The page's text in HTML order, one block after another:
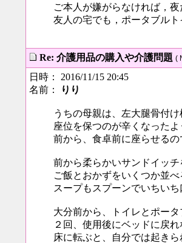
ご本人が嫌がらなければ，
友人の宅でも，ポータブル
Re: 介護用品の購入や介護問題 (
日時： 2016/11/15 20:45
名前：
りり
うちの母親は、左大腿骨付
座位を保つのが辛くなった
前から、食卓前に座らせる
前から柔らかいサンドイッ
ご飯とおかずをいくつか並
スープもスプーンでいちい
大分前から、トイレとポー
２回、使用後にベッドに戻
床に転ぶと、自分では起き